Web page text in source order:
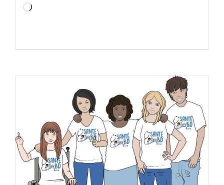
Chargement…